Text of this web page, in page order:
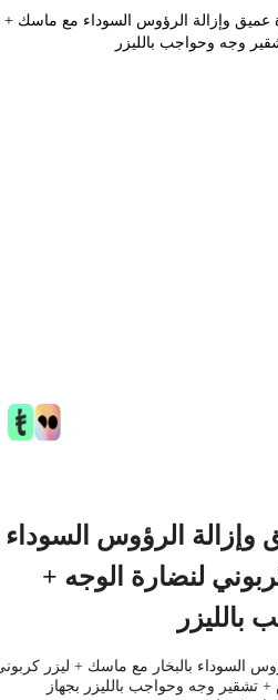
وإزالة الرؤوس السوداء مع ماسك +
وحواجب بالليزر
الرؤوس السوداء
لنضارة الوجه +
بالبخار مع ماسك + ليزر كربوني
وجه وحواجب بالليزر بجهاز